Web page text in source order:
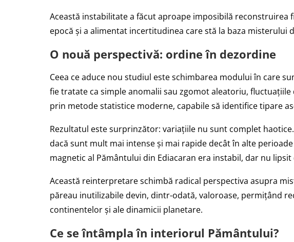
Această instabilitate a făcut aproape imposibilă reconstruirea
epocă și a alimentat incertitudinea care stă la baza misterului
O nouă perspectivă: ordine în dezordine
Ceea ce aduce nou studiul este schimbarea modului în care
fie tratate ca simple anomalii sau zgomot aleatoriu,
prin metode statistice moderne, capabile să identifice tipare
Rezultatul este surprinzător: variațiile nu sunt complet
dacă sunt mult mai intense și mai rapide decât în alte
magnetic al Pământului din Ediacaran era instabil, dar nu
Această reinterpretare schimbă radical perspectiva asupra
păreau inutilizabile devin, dintr-odată, valoroase, permițând
continentelor și ale dinamicii planetare.
Ce se întâmpla în interiorul Pământului?